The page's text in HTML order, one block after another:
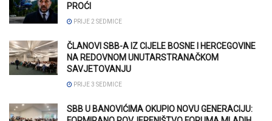
PROĆI
PRIJE 2 SEDMICE
ČLANOVI SBB-A IZ CIJELE BOSNE I HERCEGOVINE
NA REDOVNOM UNUTARSTRANAČKOM
SAVJETOVANJU
PRIJE 3 SEDMICE
SBB U BANOVIĆIMA OKUPIO NOVU GENERACIJU: